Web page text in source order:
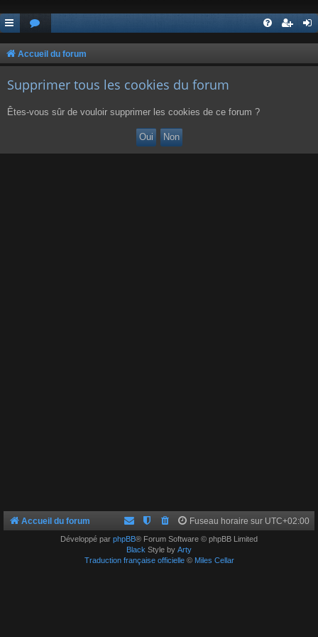
Accueil du forum
Supprimer tous les cookies du forum
Êtes-vous sûr de vouloir supprimer les cookies de ce forum ?
Accueil du forum Fuseau horaire sur UTC+02:00
Développé par phpBB® Forum Software © phpBB Limited
Black Style by Arty
Traduction française officielle© Miles Cellar